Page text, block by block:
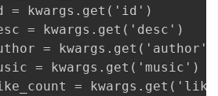
kwargs.get('desc')
kwargs.get('author')
kwargs.get('music')
=